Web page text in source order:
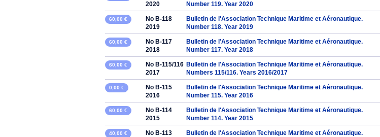
2020
Number 119. Year 2020
60,00 €
No B-118
2019
Bulletin de l'Association Technique Maritime et Aéronautique.
Number 118. Year 2019
60,00 €
No B-117
2018
Bulletin de l'Association Technique Maritime et Aéronautique.
Number 117. Year 2018
60,00 €
No B-115/116
2017
Bulletin de l'Association Technique Maritime et Aéronautique.
Numbers 115/116. Years 2016/2017
0,00 €
No B-115
2016
Bulletin de l'Association Technique Maritime et Aéronautique.
Number 115. Year 2016
60,00 €
No B-114
2015
Bulletin de l'Association Technique Maritime et Aéronautique.
Number 114. Year 2015
40,00 €
No B-113
Bulletin de l'Association Technique Maritime et Aéronautique.